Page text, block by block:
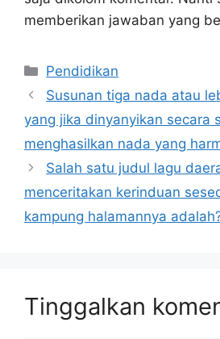
memberikan jawaban yang
Kategori
Pendidikan
Susunan tiga nada atau
yang jika dinyanyikan secara
menghasilkan nada yang
Salah satu judul lagu
menceritakan kerinduan
kampung halamannya
Tinggalkan